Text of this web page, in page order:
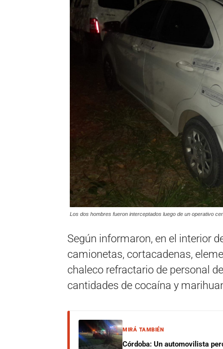
Los dos hombres fueron interceptados luego de un operativo
Según informaron, en el interior
camionetas, cortacadenas,
chaleco refractario de personal
cantidades de cocaína y
MIRÁ TAMBIÉN
Córdoba: Un automovilista